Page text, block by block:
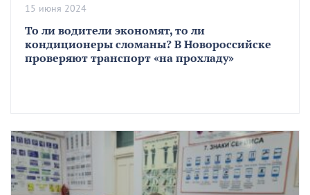
То ли водители экономят, то ли
кондиционеры сломаны? В Новороссийске
проверяют транспорт «на прохладу»
15 июня 2024